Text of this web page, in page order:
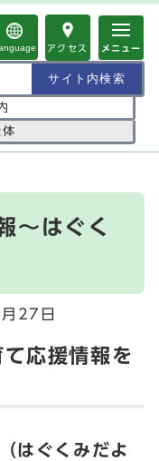
アクセス メニュー
～はぐく
27日
応援情報を
はぐくみだよ